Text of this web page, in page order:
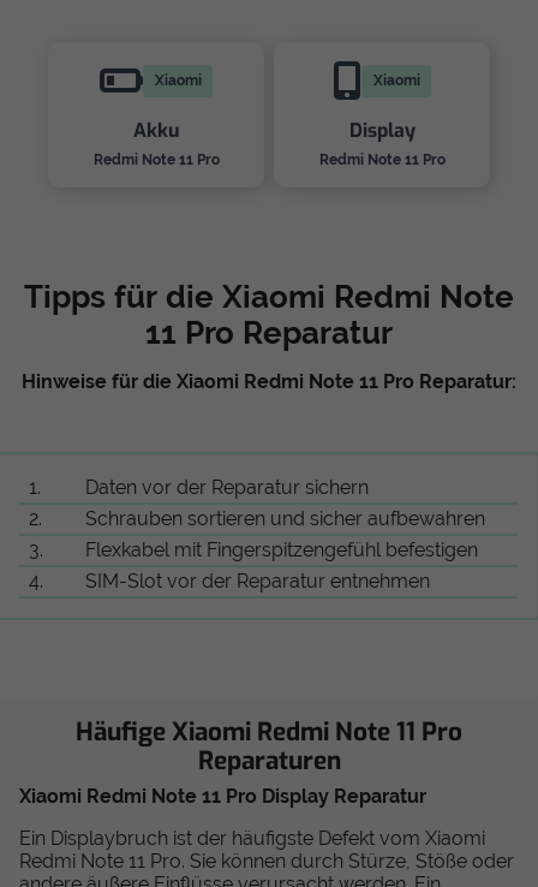
Xiaomi
Akku
Redmi Note 11 Pro
Xiaomi
Display
Redmi Note 11 Pro
Tipps für die Xiaomi Redmi Note
11 Pro Reparatur
Hinweise für die Xiaomi Redmi Note 11 Pro Reparatur:
1.
Daten vor der Reparatur sichern
2.
Schrauben sortieren und sicher aufbewahren
3.
Flexkabel mit Fingerspitzengefühl befestigen
4.
SIM-Slot vor der Reparatur entnehmen
Häufige Xiaomi Redmi Note 11 Pro
Reparaturen
Xiaomi Redmi Note 11 Pro Display Reparatur
Ein Displaybruch ist der häufigste Defekt vom Xiaomi
Redmi Note 11 Pro. Sie können durch Stürze, Stöße oder